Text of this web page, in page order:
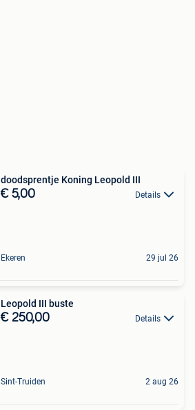
doodsprentje Koning Leopold III
€ 5,00 Details
Ekeren 29 jul 26
Leopold III buste
€ 250,00 Details
Sint-Truiden 2 aug 26